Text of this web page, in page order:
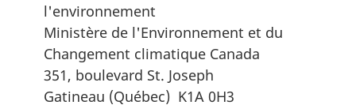
l'environnement
Ministère de l'Environnement et du
Changement climatique Canada
351, boulevard St. Joseph
Gatineau (Québec) K1A 0H3